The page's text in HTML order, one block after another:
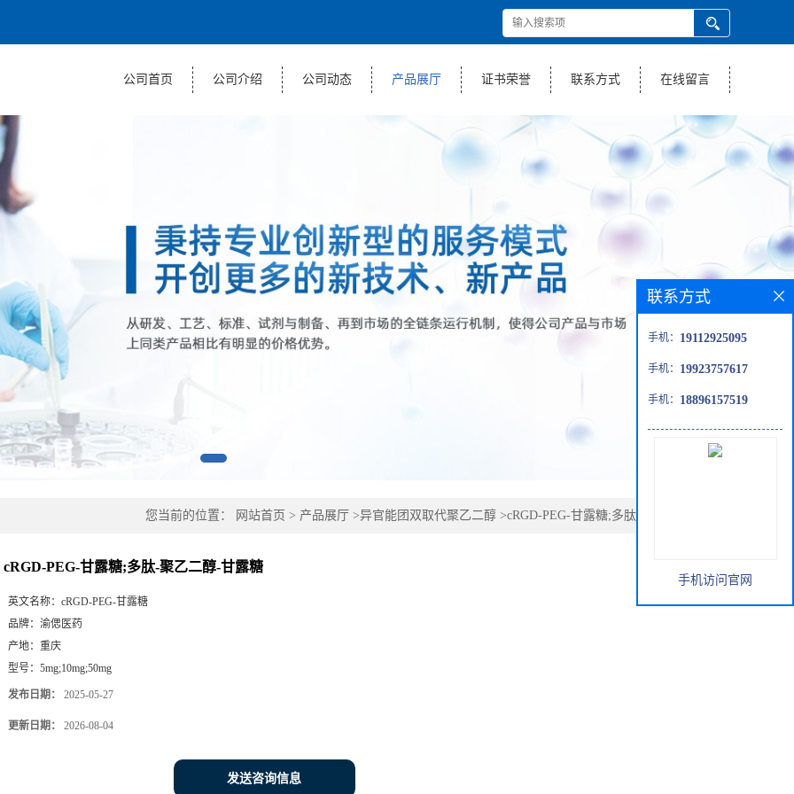
公司首页 公司介绍 公司动态 产品展厅 证书荣誉 联系方式 在线留言
您当前的位置： 网站首页 > 产品展厅 >异官能团双取代聚乙二醇 >cRGD-PEG-甘露糖;多肽-聚乙二醇-甘露
cRGD-PEG-甘露糖;多肽-聚乙二醇-甘露糖
英文名称： cRGD-PEG-甘露糖
品牌： 渝偲医药
产地： 重庆
型号： 5mg;10mg;50mg
发布日期： 2025-05-27
更新日期： 2026-08-04
发送咨询信息
联系方式
手机： 19112925095
手机： 19923757617
手机： 18896157519
手机访问官网